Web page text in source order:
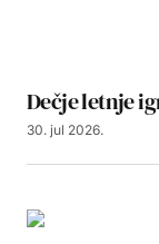
Dečje letnje
30. jul 2026.